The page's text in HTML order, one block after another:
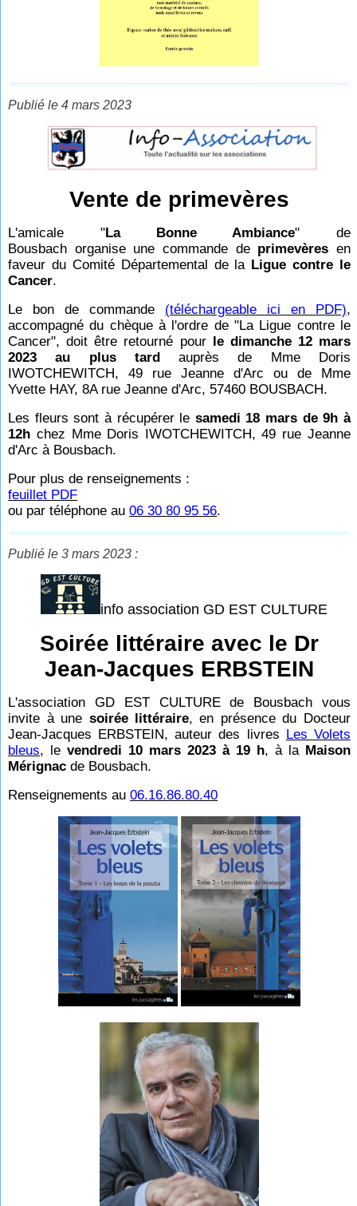
Publié le 4 mars 2023
Vente de primevères
L'amicale "La Bonne Ambiance" de
Bousbach organise une commande de primevères en
faveur du Comité Départemental de la Ligue contre le
Cancer.
Le bon de commande (téléchargeable ici en PDF),
accompagné du chèque à l'ordre de "La Ligue contre le
Cancer", doit être retourné pour le dimanche 12 mars
2023 au plus tardauprès de Mme Doris
IWOTCHEWITCH, 49 rue Jeanne d'Arc ou de Mme
Yvette HAY, 8A rue Jeanne d'Arc, 57460 BOUSBACH.
Les fleurs sont à récupérer le samedi 18 mars de 9h à
12h chez Mme Doris IWOTCHEWITCH, 49 rue Jeanne
d'Arc à Bousbach.
Pour plus de renseignements :
feuillet PDF
ou par téléphone au06 30 80 95 56.
Publié le 3 mars 2023 :
info association GD EST CULTURE
Soirée littéraire avec le Dr
Jean-Jacques ERBSTEIN
L'association GD EST CULTURE de Bousbach vous
invite à une soirée littéraire, en présence du Docteur
Jean-Jacques ERBSTEIN, auteur des livres Les Volets
bleus, levendredi 10 mars 2023 à 19 h, à la Maison
Mérignac de Bousbach.
Renseignements au06.16.86.80.40